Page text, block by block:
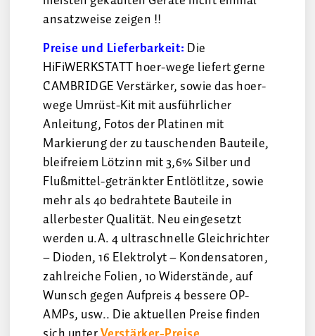
ansatzweise zeigen !!
Preise und Lieferbarkeit: Die
HiFiWERKSTATT hoer-wege liefert gerne
CAMBRIDGE Verstärker, sowie das hoer-
wege Umrüst-Kit mit ausführlicher
Anleitung, Fotos der Platinen mit
Markierung der zu tauschenden Bauteile,
bleifreiem Lötzinn mit 3,6% Silber und
Flußmittel-getränkter Entlötlitze, sowie
mehr als 40 bedrahtete Bauteile in
allerbester Qualität. Neu eingesetzt
werden u.A. 4 ultraschnelle Gleichrichter
– Dioden, 16 Elektrolyt – Kondensatoren,
zahlreiche Folien, 10 Widerstände, auf
Wunsch gegen Aufpreis 4 bessere OP-
AMPs, usw.. Die aktuellen Preise finden